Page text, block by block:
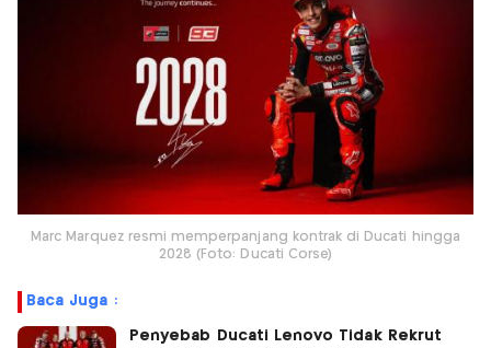
Marc Marquez resmi memperpanjang kontrak di Ducati hingga
2028 (Foto: Ducati Corse)
Baca Juga :
Penyebab Ducati Lenovo Tidak Rekrut